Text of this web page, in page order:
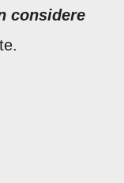
considere